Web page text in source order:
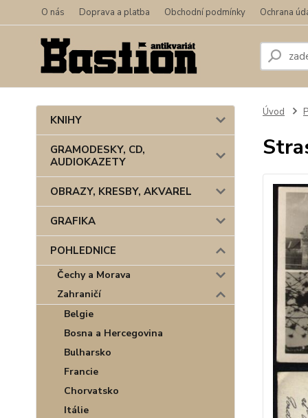
O nás Doprava a platba Obchodní podmínky Ochrana
KNIHY
GRAMODESKY, CD,
AUDIOKAZETY
OBRAZY, KRESBY, AKVAREL
GRAFIKA
POHLEDNICE
Čechy a Morava
Zahraničí
Belgie
Bosna a Hercegovina
Bulharsko
Francie
Chorvatsko
Itálie
Úvod